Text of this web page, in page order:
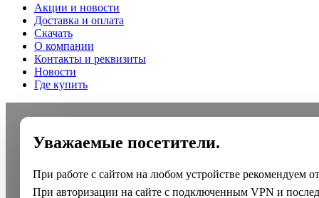
Акции и новости
Доставка и оплата
Скачать
О компании
Контакты и реквизиты
Новости
Где купить
Уважаемые посетители.
При работе с сайтом на любом устройстве рекомендуем
При авторизации на сайте с подключенным VPN и